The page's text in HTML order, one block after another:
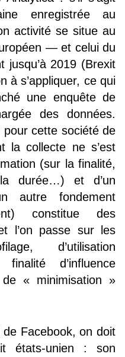
enregistrée au
activité se situe au
— et celui du
jusqu’à 2019 (Brexit
à s’appliquer, ce qui
une enquête de
des données.
cette société de
la collecte ne s’est
(sur la finalité,
durée…) et d’un
autre fondement
constitue des
l’on passe sur les
d’utilisation
d’influence
de « minimisation »
de Facebook, on doit
états-unien : son